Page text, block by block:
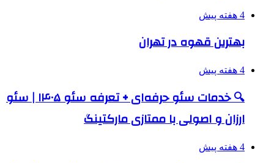
4 هفته پیش
بهترین قهوه در تهران
4 هفته پیش
🔍 خدمات سئو حرفه‌ای + تعرفه سئو ۱۴۰۵ | سئو
ارزان و اصولی با ممتازی مارکتینگ
4 هفته پیش